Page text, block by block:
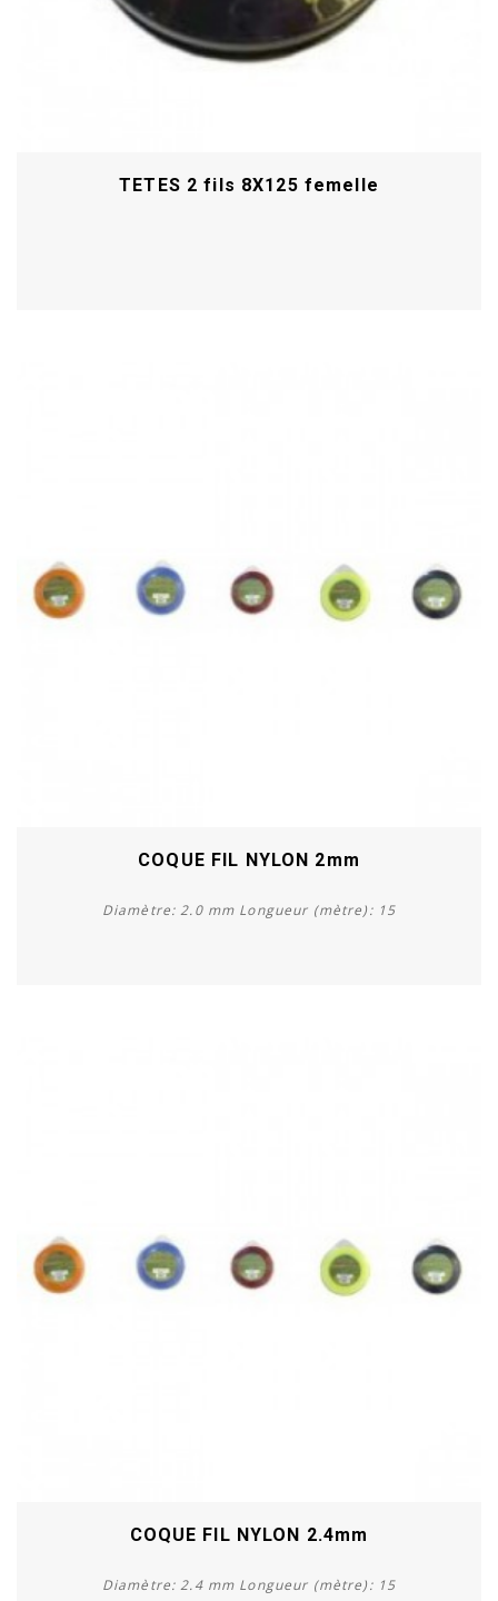
TETES 2 fils 8X125 femelle
COQUE FIL NYLON 2mm
Diamètre: 2.0 mm Longueur (mètre): 15
COQUE FIL NYLON 2.4mm
Diamètre: 2.4 mm Longueur (mètre): 15